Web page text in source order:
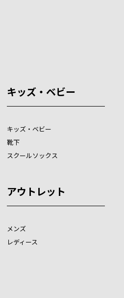
キッズ・ベビー
キッズ・ベビー
靴下
スクールソックス
アウトレット
メンズ
レディース